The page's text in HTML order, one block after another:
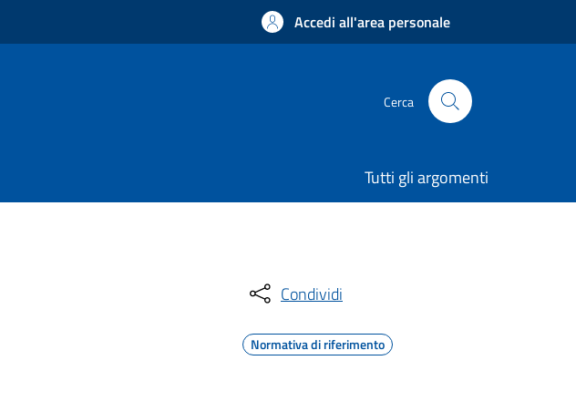
Accedi all'area personale
Cerca
Tutti gli argomenti
Condividi
Normativa di riferimento